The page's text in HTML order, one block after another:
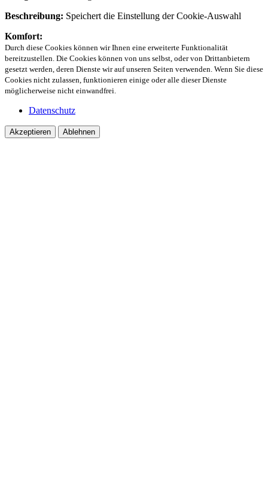
Beschreibung: Speichert die Einstellung der Cookie-Auswahl
Komfort:
Durch diese Cookies können wir Ihnen eine erweiterte Funktionalität
bereitzustellen. Die Cookies können von uns selbst, oder von Drittanbietern
gesetzt werden, deren Dienste wir auf unseren Seiten verwenden. Wenn Sie diese
Cookies nicht zulassen, funktionieren einige oder alle dieser Dienste
möglicherweise nicht einwandfrei.
Datenschutz
Akzeptieren Ablehnen